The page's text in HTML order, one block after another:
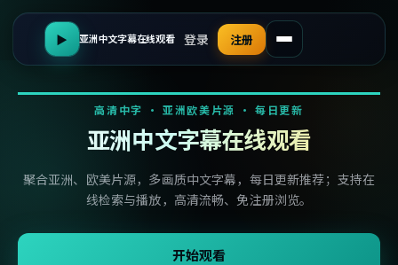
▶ 亚洲中文字幕在线观看 登录 注册
高清中字 · 亚洲欧美片源 · 每日更新
亚洲中文字幕在线观看
聚合亚洲、欧美片源，多画质中文字幕，每日更新推荐；支持在
线检索与播放，高清流畅、免注册浏览。
开始观看